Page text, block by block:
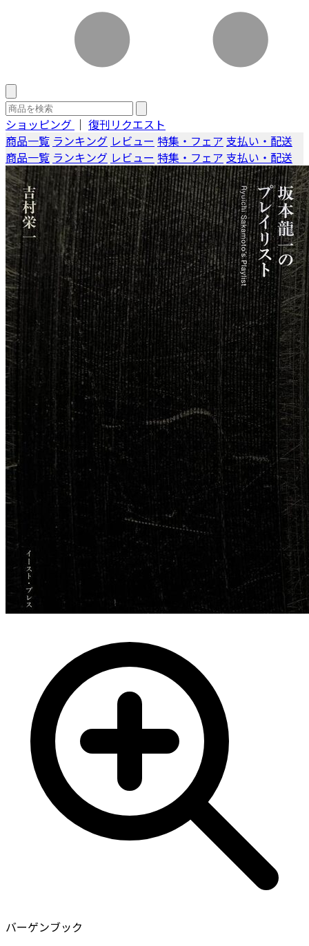
ショッピング ｜ 復刊リクエスト
商品一覧 ランキング レビュー 特集・フェア 支払い・配送
商品一覧 ランキング レビュー 特集・フェア 支払い・配送
バーゲンブック